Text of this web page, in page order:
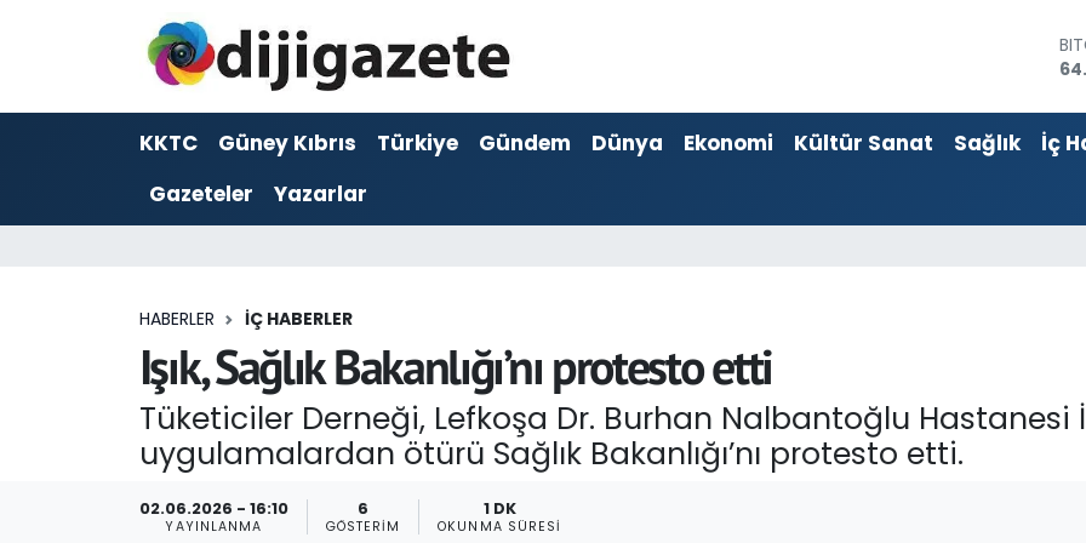
KKTC Güney Kıbrıs Türkiye Gündem Dünya Ekonomi Kültür Sanat Sağlık İç
Gazeteler
Yazarlar
HABERLER İÇ HABERLER
Işık, Sağlık Bakanlığı’nı protesto etti
Tüketiciler Derneği, Lefkoşa Dr. Burhan Nalbantoğlu Hastanesi
uygulamalardan ötürü Sağlık Bakanlığı’nı protesto etti.
02.06.2026 - 16:10
YAYINLANMA
6
GÖSTERIM
1 DK
OKUNMA SÜRESI
ADVERTORIAL
Dijigazete
Foto Galeri
Hava Durumu
Trafik Durumu
Son Dakika Haberleri
Haber Arşivi